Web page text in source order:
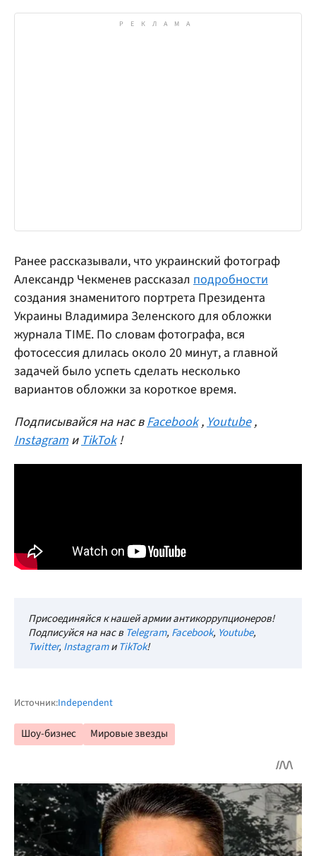
Ранее рассказывали, что украинский фотограф
Александр Чекменев рассказал подробности
создания знаменитого портрета Президента
Украины Владимира Зеленского для обложки
журнала TIME. По словам фотографа, вся
фотосессия длилась около 20 минут, а главной
задачей было успеть сделать несколько
вариантов обложки за короткое время.
Подписывайся на нас вFacebook ,Youtube ,
Instagram иTikTok !
Присоединяйся к нашей армии антикоррупционеров!
Подписуйся на нас в Telegram, Facebook, Youtube,
Twitter, InstagramиTikTok!
Источник:Independent
Шоу-бизнес Мировые звезды